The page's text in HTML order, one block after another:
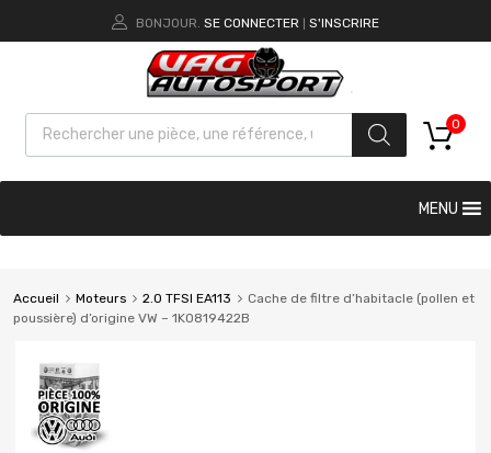
BONJOUR. SE CONNECTER S'INSCRIRE
0
MENU
Accueil Moteurs 2.0 TFSI EA113
Cache de filtre d’habitacle (pollen et
poussière) d’origine VW – 1K0819422B